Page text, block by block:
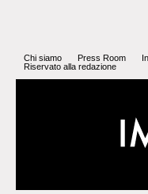
Chi siamo Press Room
Riservato alla redazione